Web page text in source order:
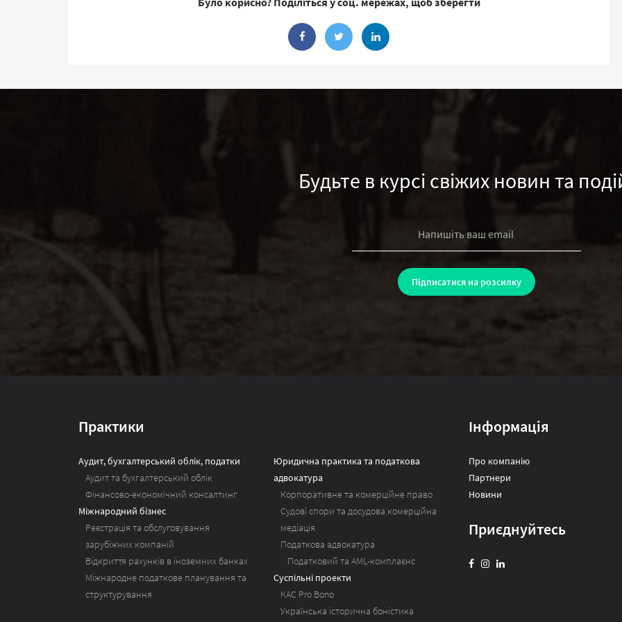
Будьте в курсі свіжих новин та
Практики
Аудит, бухгалтерський облік, податки
Аудит та бухгалтерський облік
Фінансово-економічний консалтинг
Міжнародний бізнес
Реєстрація та обслуговування
зарубіжних компаній
Відкриття рахунків в іноземних банках
Міжнародне податкове планування та
структурування
Юридична практика та податкова
адвокатура
Корпоративне та комерційне право
Судові спори та досудова комерційна
медіація
Податкова адвокатура
Податковий та AML-комплаєнс
Суспільні проекти
KAC Pro Bono
Українська історична боністика
Інформація
Про компанію
Партнери
Новини
Приєднуйтесь